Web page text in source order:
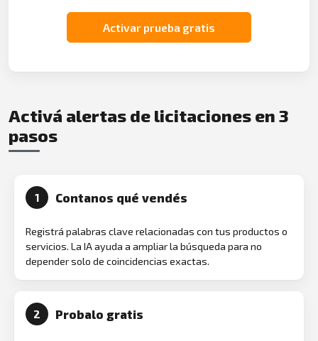
Activar prueba gratis
Activá alertas de licitaciones en 3
pasos
1 Contanos qué vendés
Registrá palabras clave relacionadas con tus productos o
servicios. La IA ayuda a ampliar la búsqueda para no
depender solo de coincidencias exactas.
2 Probalo gratis